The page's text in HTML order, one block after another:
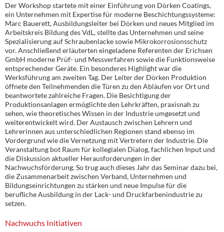
Der Workshop startete mit einer Einführung von Dörken Coatings,
ein Unternehmen mit Expertise für moderne Beschichtungssysteme:
Marc Bauerett, Ausbildungsleiter bei Dörken und neues Mitglied im
Arbeitskreis Bildung des VdL, stellte das Unternehmen und seine
Spezialisierung auf Schraubenlacke sowie Mikrokorrosionsschutz
vor. Anschließend erläuterten eingeladene Referenten der Erichsen
GmbH moderne Prüf- und Messverfahren sowie die Funktionsweise
entsprechender Geräte. Ein besonderes Highlight war die
Werksführung am zweiten Tag. Der Leiter der Dörken Produktion
öffnete den Teilnehmenden die Türen zu den Abläufen vor Ort und
beantwortete zahlreiche Fragen. Die Besichtigung der
Produktionsanlagen ermöglichte den Lehrkräften, praxisnah zu
sehen, wie theoretisches Wissen in der Industrie umgesetzt und
weiterentwickelt wird. Der Austausch zwischen Lehrern und
Lehrerinnen aus unterschiedlichen Regionen stand ebenso im
Vordergrund wie die Vernetzung mit Vertretern der Industrie. Die
Veranstaltung bot Raum für kollegialen Dialog, fachlichen Input und
die Diskussion aktueller Herausforderungen in der
Nachwuchsförderung. So trug auch dieses Jahr das Seminar dazu bei,
die Zusammenarbeit zwischen Verband, Unternehmen und
Bildungseinrichtungen zu stärken und neue Impulse für die
berufliche Ausbildung in der Lack- und Druckfarbenindustrie zu
setzen.
Nachwuchs Initiativen